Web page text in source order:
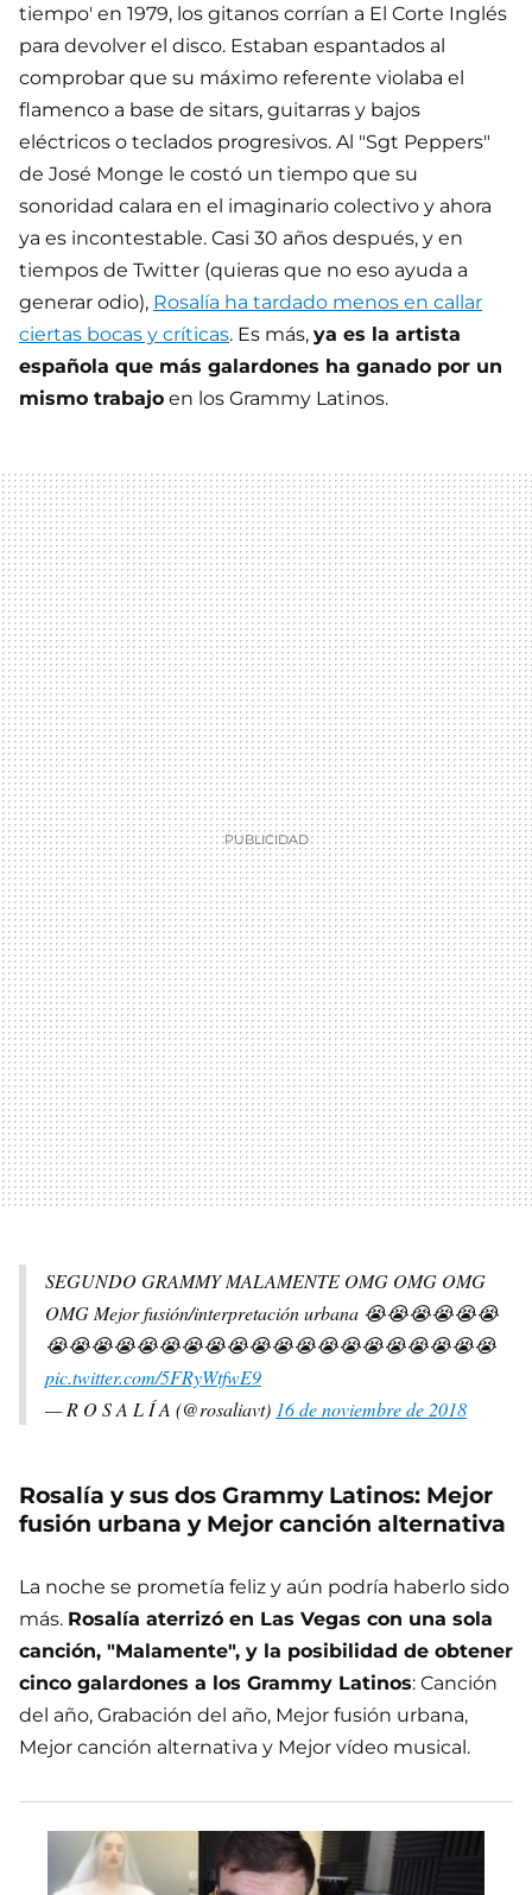
tiempo' en 1979, los gitanos corrían a El Corte Inglés
para devolver el disco. Estaban espantados al
comprobar que su máximo referente violaba el
flamenco a base de sitars, guitarras y bajos
eléctricos o teclados progresivos. Al "Sgt Peppers"
de José Monge le costó un tiempo que su
sonoridad calara en el imaginario colectivo y ahora
ya es incontestable. Casi 30 años después, y en
tiempos de Twitter (quieras que no eso ayuda a
generar odio), Rosalía ha tardado menos en callar
ciertas bocas y críticas. Es más, ya es la artista
española que más galardones ha ganado por un
mismo trabajo en los Grammy Latinos.
SEGUNDO GRAMMY MALAMENTE OMG OMG OMG
OMG Mejor fusión/interpretación urbana 😭😭😭😭😭😭
😭😭😭😭😭😭😭😭😭😭😭😭😭😭😭😭😭😭😭😭
pic.twitter.com/5FRyWtfwE9
— R O S A L Í A (@rosaliavt) 16 de noviembre de 2018
Rosalía y sus dos Grammy Latinos: Mejor
fusión urbana y Mejor canción alternativa
La noche se prometía feliz y aún podría haberlo sido
más. Rosalía aterrizó en Las Vegas con una sola
canción, "Malamente", y la posibilidad de obtener
cinco galardones a los Grammy Latinos: Canción
del año, Grabación del año, Mejor fusión urbana,
Mejor canción alternativa y Mejor vídeo musical.